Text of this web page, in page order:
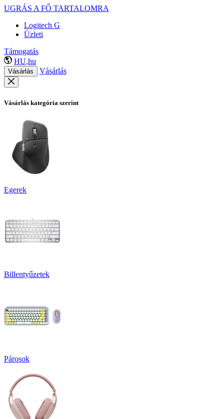
UGRÁS A FŐ TARTALOMRA
Logitech G
Üzleti
Támogatás
HU,hu
Vásárlás Vásárlás
Vásárlás kategória szerint
Egerek
Billentyűzetek
Párosok